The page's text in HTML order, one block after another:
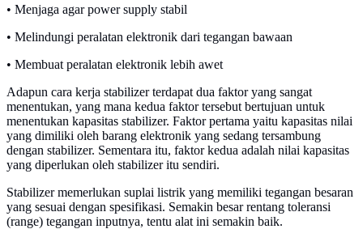
• Menjaga agar power supply stabil
• Melindungi peralatan elektronik dari tegangan bawaan
• Membuat peralatan elektronik lebih awet
Adapun cara kerja stabilizer terdapat dua faktor yang sangat
menentukan, yang mana kedua faktor tersebut bertujuan untuk
menentukan kapasitas stabilizer. Faktor pertama yaitu kapasitas nilai
yang dimiliki oleh barang elektronik yang sedang tersambung
dengan stabilizer. Sementara itu, faktor kedua adalah nilai kapasitas
yang diperlukan oleh stabilizer itu sendiri.
Stabilizer memerlukan suplai listrik yang memiliki tegangan besaran
yang sesuai dengan spesifikasi. Semakin besar rentang toleransi
(range) tegangan inputnya, tentu alat ini semakin baik.